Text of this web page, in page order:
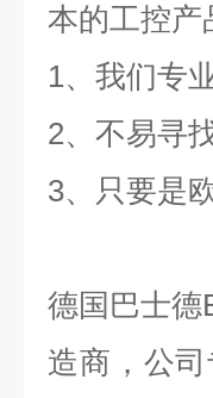
本的工控产
1、我们专
2、不易寻
3、只要是
德国巴士德
造商，公